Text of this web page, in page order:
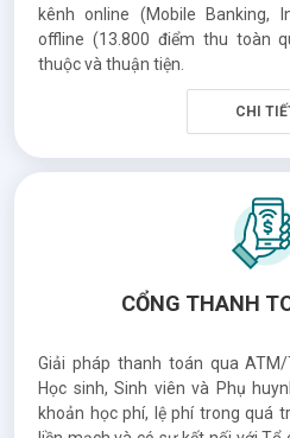
kênh online (Mobile Banking,
offline (13.800 điểm thu toàn
thuộc và thuận tiện.
CHI
CỔNG THANH
Giải pháp thanh toán qua
Học sinh, Sinh viên và Phụ
khoản học phí, lệ phí trong quá